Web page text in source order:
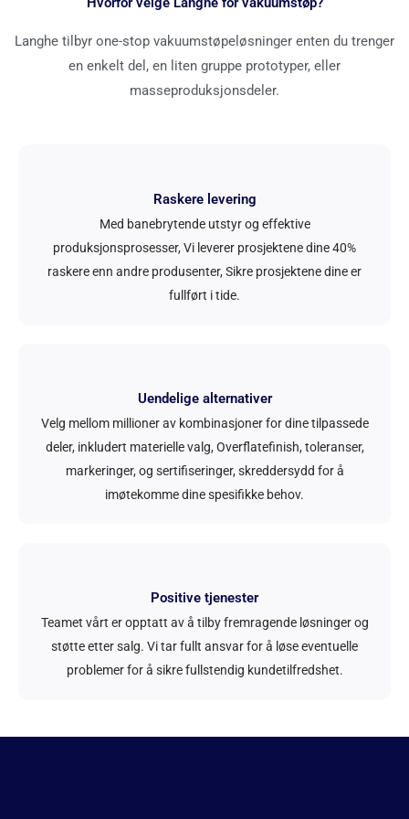
Langhe tilbyr one-stop vakuumstøpeløsninger enten du trenger
en enkelt del, en liten gruppe prototyper, eller
masseproduksjonsdeler.
Raskere levering
Med banebrytende utstyr og effektive
produksjonsprosesser, Vi leverer prosjektene dine 40%
raskere enn andre produsenter, Sikre prosjektene dine er
fullført i tide.
Uendelige alternativer
Velg mellom millioner av kombinasjoner for dine tilpassede
deler, inkludert materielle valg, Overflatefinish, toleranser,
markeringer, og sertifiseringer, skreddersydd for å
imøtekomme dine spesifikke behov.
Positive tjenester
Teamet vårt er opptatt av å tilby fremragende løsninger og
støtte etter salg. Vi tar fullt ansvar for å løse eventuelle
problemer for å sikre fullstendig kundetilfredshet.